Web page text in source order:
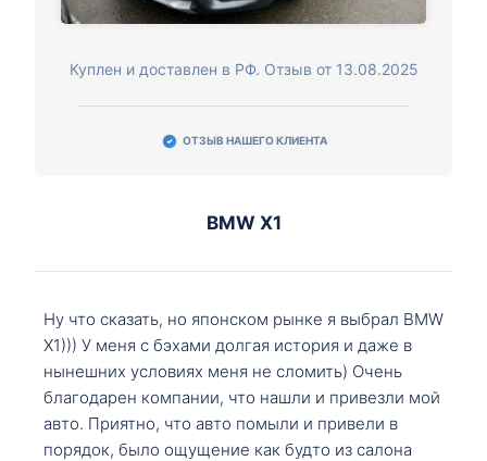
Куплен и доставлен в РФ. Отзыв от 13.08.2025
ОТЗЫВ НАШЕГО КЛИЕНТА
BMW X1
Ну что сказать, но японском рынке я выбрал BMW
X1))) У меня с бэхами долгая история и даже в
нынешних условиях меня не сломить) Очень
благодарен компании, что нашли и привезли мой
авто. Приятно, что авто помыли и привели в
порядок, было ощущение как будто из салона